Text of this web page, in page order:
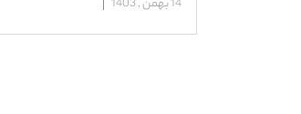
14 بهمن , 1403